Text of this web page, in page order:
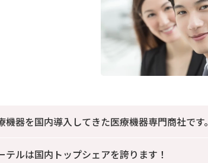
器を国内導入してきた医療機器専門商社です。
ルは国内トップシェアを誇ります！